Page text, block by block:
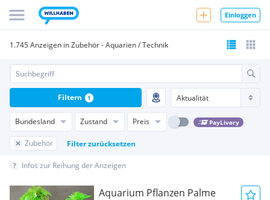
Einloggen
1.745 Anzeigen in Zubehör - Aquarien / Technik
Bundesland Zustand Preis PayLivery
Zubehör Filter zurücksetzen
Filtern 1
Infos zur Reihung der Anzeigen
Aquarium Pflanzen Palme